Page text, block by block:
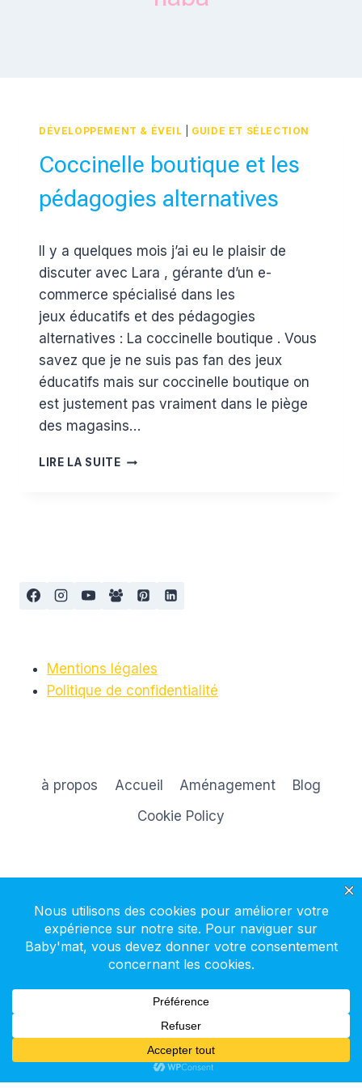
DÉVELOPPEMENT & ÉVEIL GUIDE ET SÉLECTION
Coccinelle boutique et les
pédagogies alternatives
Estelle
Il y a quelques mois j’ai eu le plaisir de
discuter avec Lara , gérante d’un e-
commerce spécialisé dans les
jeux éducatifs et des pédagogies
alternatives : La coccinelle boutique . Vous
savez que je ne suis pas fan des jeux
éducatifs mais sur coccinelle boutique on
est justement pas vraiment dans le piège
des magasins…
LIRE LA SUITECOCCINELLE
Mentions légales
Politique de confidentialité
à propos Accueil Aménagement
Blog
Cookie Policy
S'inscrire à la newsletter
Kadence WP